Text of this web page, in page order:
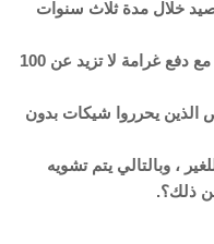
خلال مدة ثلاث سنوات
بالسجن لمدة لا تتجاوز الخمس سنوات مع دفع غرامة لا تزيد عن 100
الذين يحرروا شيكات بدون
، وبالتالي يتم تشويه
ذلك؟.